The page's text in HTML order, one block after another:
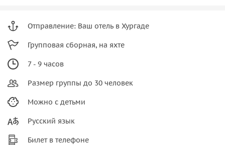
Отправление: Ваш отель в Хургаде
Групповая сборная, на яхте
7 - 9 часов
Размер группы до 30 человек
Можно с детьми
Русский язык
Билет в телефоне